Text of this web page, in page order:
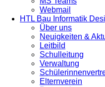
Webmail
HTL Bau Informatik
Über uns
Neuigkeiten &
Leitbild
Schulleitung
Verwaltung
Elternverein